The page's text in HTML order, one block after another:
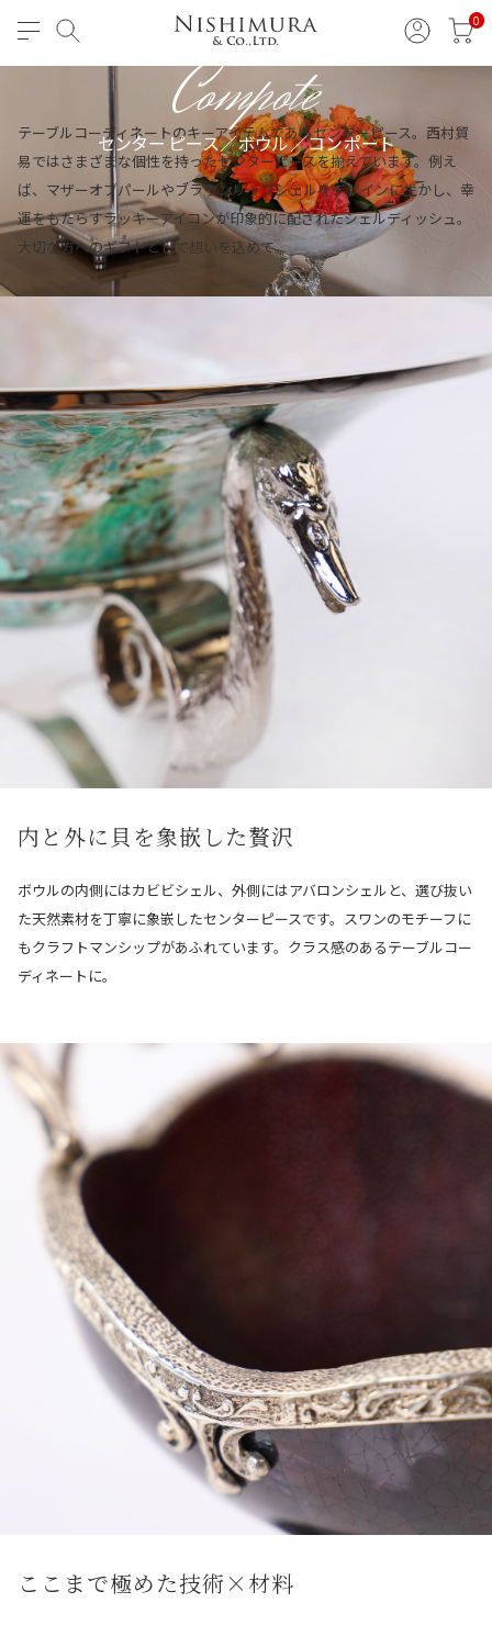
0
Compote
センターピース／ボウル／コンポート
テーブルコーディネートのキーアイテムであるセンターピース。西村貿
易ではさまざまな個性を持ったセンターピースを揃えています。例え
ば、マザーオブパールやブラウンリップシェルをデザインに生かし、幸
運をもたらすラッキーアイコンが印象的に配されたシェルディッシュ。
大切な方へのギフトとして想いを込めて。
内と外に貝を象嵌した贅沢
ボウルの内側にはカビビシェル、外側にはアバロンシェルと、選び抜い
た天然素材を丁寧に象嵌したセンターピースです。スワンのモチーフに
もクラフトマンシップがあふれています。クラス感のあるテーブルコー
ディネートに。
ここまで極めた技術×材料